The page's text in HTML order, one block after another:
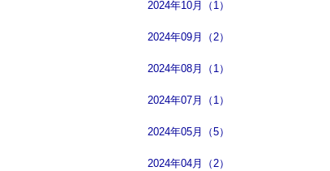
2024年10月（1）
2024年09月（2）
2024年08月（1）
2024年07月（1）
2024年05月（5）
2024年04月（2）